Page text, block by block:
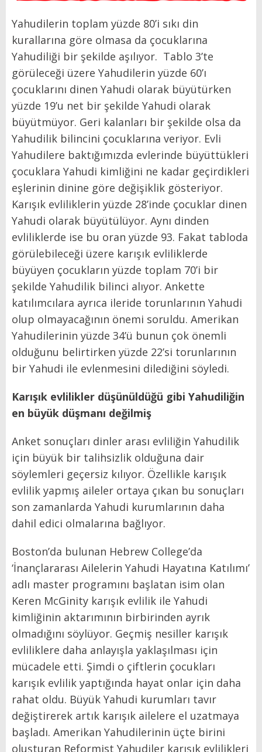
Yahudilerin toplam yüzde 80’i sıkı din
kurallarına göre olmasa da çocuklarına
Yahudiliği bir şekilde aşılıyor. Tablo 3’te
görüleceği üzere Yahudilerin yüzde 60’ı
çocuklarını dinen Yahudi olarak büyütürken
yüzde 19’u net bir şekilde Yahudi olarak
büyütmüyor. Geri kalanları bir şekilde olsa da
Yahudilik bilincini çocuklarına veriyor. Evli
Yahudilere baktığımızda evlerinde büyüttükleri
çocuklara Yahudi kimliğini ne kadar geçirdikleri
eşlerinin dinine göre değişiklik gösteriyor.
Karışık evliliklerin yüzde 28’inde çocuklar dinen
Yahudi olarak büyütülüyor. Aynı dinden
evliliklerde ise bu oran yüzde 93. Fakat tabloda
görülebileceği üzere karışık evliliklerde
büyüyen çocukların yüzde toplam 70’i bir
şekilde Yahudilik bilinci alıyor. Ankette
katılımcılara ayrıca ileride torunlarının Yahudi
olup olmayacağının önemi soruldu. Amerikan
Yahudilerinin yüzde 34’ü bunun çok önemli
olduğunu belirtirken yüzde 22’si torunlarının
bir Yahudi ile evlenmesini dilediğini söyledi.
Karışık evlilikler düşünüldüğü gibi Yahudiliğin
en büyük düşmanı değilmiş
Anket sonuçları dinler arası evliliğin Yahudilik
için büyük bir talihsizlik olduğuna dair
söylemleri geçersiz kılıyor. Özellikle karışık
evlilik yapmış aileler ortaya çıkan bu sonuçları
son zamanlarda Yahudi kurumlarının daha
dahil edici olmalarına bağlıyor.
Boston’da bulunan Hebrew College’da
‘İnançlararası Ailelerin Yahudi Hayatına Katılımı’
adlı master programını başlatan isim olan
Keren McGinity karışık evlilik ile Yahudi
kimliğinin aktarımının birbirinden ayrık
olmadığını söylüyor. Geçmiş nesiller karışık
evliliklere daha anlayışla yaklaşılması için
mücadele etti. Şimdi o çiftlerin çocukları
karışık evlilik yaptığında hayat onlar için daha
rahat oldu. Büyük Yahudi kurumları tavır
değiştirerek artık karışık ailelere el uzatmaya
başladı. Amerikan Yahudilerinin üçte birini
oluşturan Reformist Yahudiler karışık evlilikleri